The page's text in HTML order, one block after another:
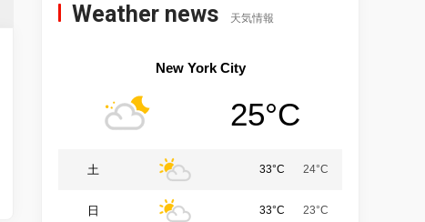
Weather news 天気情報
New York City
25°C
土 33°C 24°C
日 33°C 23°C